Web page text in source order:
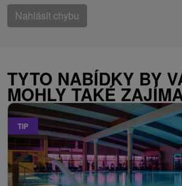
Nahlásit chybu
TYTO NABÍDKY BY
MOHLY TAKÉ
TIP